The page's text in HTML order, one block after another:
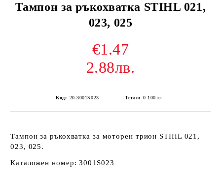
Тампон за ръкохватка STIHL 021,
023, 025
€1.47
2.88лв.
Код: 20-3001S023 Тегло: 0.100 кг
Тампон за ръкохватка за моторен трион STIHL 021,
023, 025.
Каталожен номер: 3001S023